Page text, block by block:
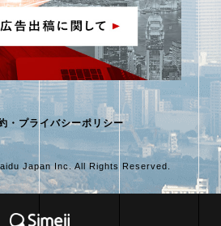
・プライバシーポリシー
Japan Inc. All Rights Reserved.